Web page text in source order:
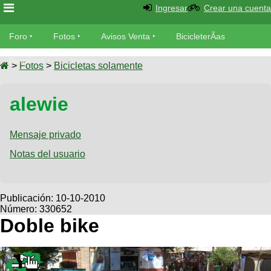
Foro
Foro
MecÃ¡nica
Fotos
SUBÃ
Galeria
Bicicletas
Viajes
Descenso
Dirt
Avisos
Ventas
SUBÃ
Buscar
Ultimos
Fotos
as
Bicicletas
Tandem
Videos
Cicloturismo
Ingresar Crear una cuenta
Foro Fotos Avisos Venta BicicleterÃ­as
Bicicletas Videos
> Fotos > Bicicletas solamente
alewie
Mensaje privado
Notas del usuario
Publicación: 10-10-2010
Número: 330652
Doble bike